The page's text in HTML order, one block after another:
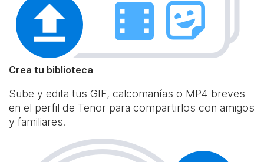
Crea tu biblioteca
Sube y edita tus GIF, calcomanías o MP4 breves
en el perfil de Tenor para compartirlos con amigos
y familiares.